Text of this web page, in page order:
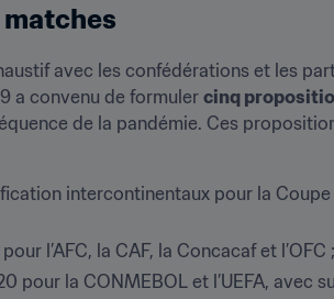
avec les confédérations et les
a convenu de formuler cinq
de la pandémie. Ces
intercontinentaux pour la
l’AFC, la CAF, la Concacaf et l’OFC ;
pour la CONMEBOL et l’UEFA, avec